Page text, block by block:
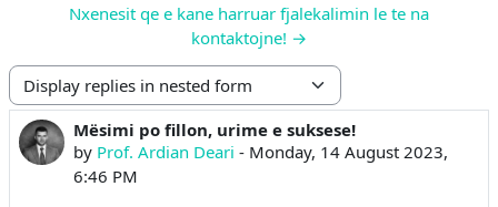
Nxenesit qe e kane harruar fjalekalimin le te na
kontaktojne! →
Display mode
Mësimi po fillon, urime e suksese!
by Prof. Ardian Deari - Monday, 14 August 2023,
6:46 PM
Number of replies: 0